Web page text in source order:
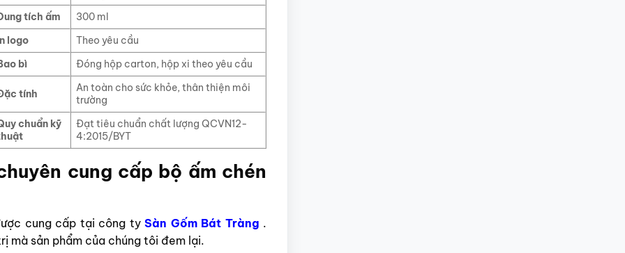
tích ấm
300 ml
logo
Theo yêu cầu
bì Đóng hộp carton, hộp xi theo yêu cầu
tính
An toàn cho sức khỏe, thân thiện môi
trường
chuẩn kỹ
Đạt tiêu chuẩn chất lượng QCVN12-
4:2015/BYT
cung cấp bộ ấm chén
cung cấp tại công tySàn Gốm Bát Tràng .
mà sản phẩm của chúng tôi đem lại.